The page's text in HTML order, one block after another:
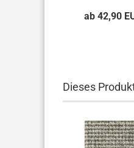
ab 42,90
Dieses